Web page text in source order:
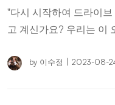
법?
"다시 시작하여 드라이
고 계신가요? 우리는 이
by 이수정 2023-08-